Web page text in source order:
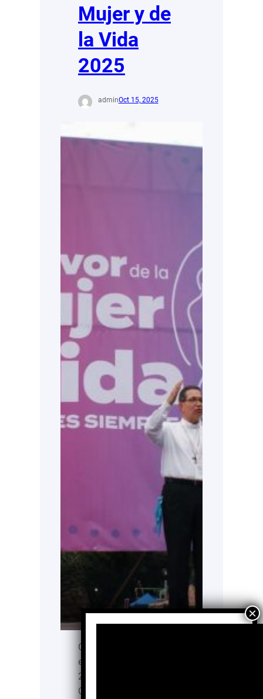
Mujer y de
la Vida
2025
adminOct 15, 2025
Con una concurrencia
estimada en alrededor de
20 mil personas en la
Ciudad de México y una